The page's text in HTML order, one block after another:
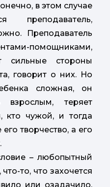
в этом случае
преподаватель,
Преподаватель
помощниками,
сильные стороны
говорит о них. Но
сложная, он
взрослым, теряет
кто чужой, и тогда
творчество, а его
– любопытный
то, что захочется
или озадачило.